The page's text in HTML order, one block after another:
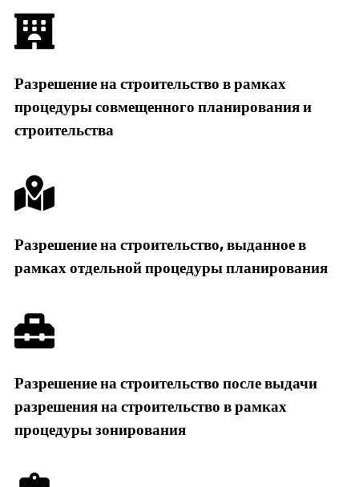
Разрешение на строительство в рамках
процедуры совмещенного планирования и
строительства
Разрешение на строительство, выданное в
рамках отдельной процедуры планирования
Разрешение на строительство после выдачи
разрешения на строительство в рамках
процедуры зонирования